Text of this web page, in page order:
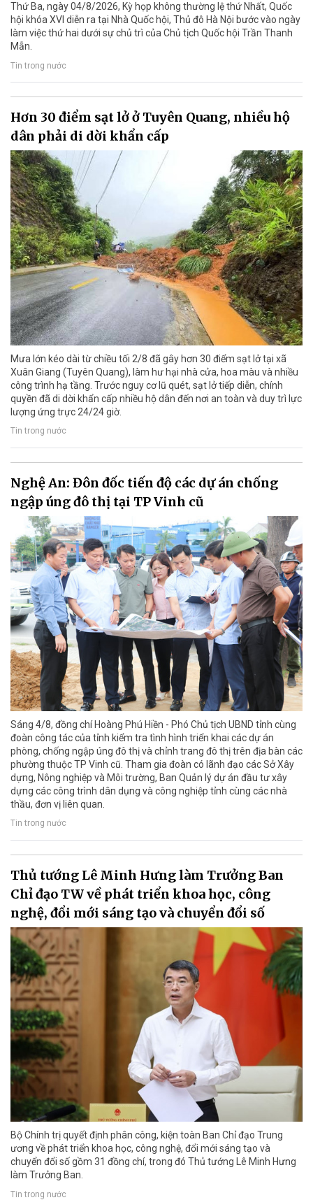
Thứ Ba, ngày 04/8/2026, Kỳ họp không thường lệ thứ Nhất, Quốc
hội khóa XVI diễn ra tại Nhà Quốc hội, Thủ đô Hà Nội bước vào ngày
làm việc thứ hai dưới sự chủ trì của Chủ tịch Quốc hội Trần Thanh
Mẫn.
Tin trong nước
Hơn 30 điểm sạt lở ở Tuyên Quang, nhiều hộ
dân phải di dời khẩn cấp
Mưa lớn kéo dài từ chiều tối 2/8 đã gây hơn 30 điểm sạt lở tại xã
Xuân Giang (Tuyên Quang), làm hư hại nhà cửa, hoa màu và nhiều
công trình hạ tầng. Trước nguy cơ lũ quét, sạt lở tiếp diễn, chính
quyền đã di dời khẩn cấp nhiều hộ dân đến nơi an toàn và duy trì lực
lượng ứng trực 24/24 giờ.
Tin trong nước
Nghệ An: Đôn đốc tiến độ các dự án chống
ngập úng đô thị tại TP Vinh cũ
Sáng 4/8, đồng chí Hoàng Phú Hiền - Phó Chủ tịch UBND tỉnh cùng
đoàn công tác của tỉnh kiểm tra tình hình triển khai các dự án
phòng, chống ngập úng đô thị và chỉnh trang đô thị trên địa bàn các
phường thuộc TP Vinh cũ. Tham gia đoàn có lãnh đạo các Sở Xây
dựng, Nông nghiệp và Môi trường, Ban Quản lý dự án đầu tư xây
dựng các công trình dân dụng và công nghiệp tỉnh cùng các nhà
thầu, đơn vị liên quan.
Tin trong nước
Thủ tướng Lê Minh Hưng làm Trưởng Ban
Chỉ đạo TW về phát triển khoa học, công
nghệ, đổi mới sáng tạo và chuyển đổi số
Bộ Chính trị quyết định phân công, kiện toàn Ban Chỉ đạo Trung
ương về phát triển khoa học, công nghệ, đổi mới sáng tạo và
chuyển đổi số gồm 31 đồng chí, trong đó Thủ tướng Lê Minh Hưng
làm Trưởng Ban.
Tin trong nước